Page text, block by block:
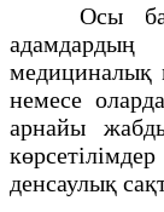
Осы
медициналық
немесе
арнайы
денсаулық